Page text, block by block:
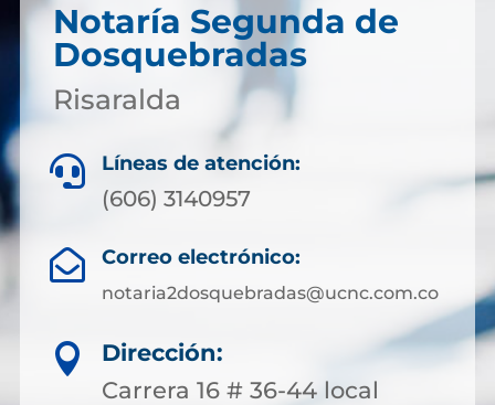
Notaría Segunda de
Dosquebradas
Risaralda
 Líneas de atención:
(606) 3140957
 Correo electrónico:
notaria2dosquebradas@ucnc.com.co

Dirección:
Carrera 16 # 36-44 local